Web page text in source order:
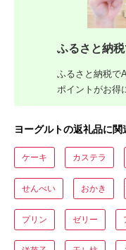
ふるさと納
ふるさと納税で
ポイントがお得
ヨーグルトの返礼品に関
ケーキ カステラ
せんべい おかき
プリン ゼリー